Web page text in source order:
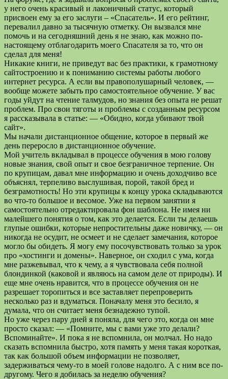
у него очень красивый и лаконичный статус, который
присвоен ему за его заслуги – «Спасатель». И его рейтинг,
перевалил давно за тысячную отметку. Он вызвался мне
помочь и на сегодняшний день я не знаю, как можно по-
настоящему отблагодарить моего Спасателя за то, что он
сделал для меня!
Никакие книги, не приведут вас без практики, к грамотному
сайтостроению и к пониманию системы работы любого
интернет ресурса. А если вы правополушарный человек, —
вообще можете забыть про самостоятельное обучение. У вас
годы уйдут на чтение талмудов, но знания без опыта не решат
проблем. Про свои тяготы и проблемы с созданным ресурсом
я рассказывала в статье: — «Обидно, когда убивают твой
сайт».
Мы начали дистанционное общение, которое в первый же
день переросло в дистанционное обучение.
Мой учитель вкладывал в процессе обучения в мою голову
новые знания, свой опыт и свое безграничное терпение. Он
по крупицам, давал мне информацию и очень доходчиво все
объяснял, терпеливо выслушивая, порой, такой бред и
безграмотность! Но эти крупицы к концу урока складываются
во что-то большое и весомое. Уже на первом занятии я
самостоятельно отредактировала фон шаблона. Не имея ни
малейшего понятия о том, как это делается. Если ты делаешь
глупые ошибки, которые непростительны даже новичку, — он
никогда не осудит, не осмеет и не сделает замечания, которое
могло бы обидеть. Я могу ему посочувствовать только за урок
про «хостинги и домены». Наверное, он сходил с ума, когда
мне разжевывал, что к чему, а я чувствовала себя полной
блондинкой (каковой и являюсь на самом деле от природы). И
еще мне очень нравится, что в процессе обучения он не
разрешает торопиться и все заставляет перепроверить
несколько раз и вдуматься. Поначалу меня это бесило, я
думала, что он считает меня безнадежно тупой.
Но уже через пару дней я поняла, для чего это, когда он мне
просто сказал: — «Помните, мы с вами уже это делали?
Вспоминайте». И пока я не вспомнила, он молчал. Но надо
сказать вспомнила быстро, хотя память у меня такая короткая,
так как большой объем информации не позволяет,
задерживаться чему-то в моей голове надолго. А с ним все по-
другому. Чего я добилась за неделю обучения?